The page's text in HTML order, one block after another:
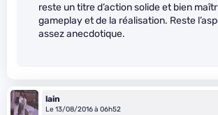
reste un titre d’action solide et bien
gameplay et de la réalisation. Reste
assez anecdotique.
lain
Le 13/08/2016 à 06h52